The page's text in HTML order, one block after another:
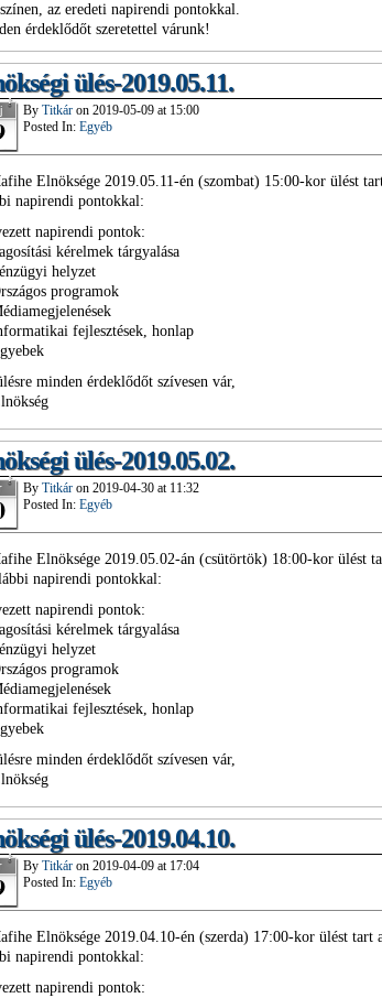
az eredeti napirendi pontokkal.
érdeklődőt szeretettel várunk!
ülés-2019.05.11.
ByTitkár on2019-05-09 at 15:00
Posted In:Egyéb
Elnöksége 2019.05.11-én (szombat) 15:00-kor ülést
napirendi pontokkal:
napirendi pontok:
kérelmek tárgyalása
helyzet
programok
fejlesztések, honlap
minden érdeklődőt szívesen vár,
ülés-2019.05.02.
ByTitkár on2019-04-30 at 11:32
Posted In:Egyéb
Elnöksége 2019.05.02-án (csütörtök) 18:00-kor ülést
napirendi pontokkal:
napirendi pontok:
kérelmek tárgyalása
helyzet
programok
fejlesztések, honlap
minden érdeklődőt szívesen vár,
ülés-2019.04.10.
ByTitkár on2019-04-09 at 17:04
Posted In:Egyéb
Elnöksége 2019.04.10-én (szerda) 17:00-kor ülést tart
napirendi pontokkal:
napirendi pontok: